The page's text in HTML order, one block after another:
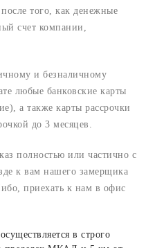
того, как денежные
счет компании,
и безналичному
любые банковские карты
а также карты рассрочки
до 3 месяцев.
полностью или частично с
к вам нашего замерщика
приехать к нам в офис
в строго